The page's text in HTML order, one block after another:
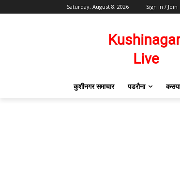
Saturday, August 8, 2026 Sign in / Join
कुशीनगर समाचार पडरौना कसया